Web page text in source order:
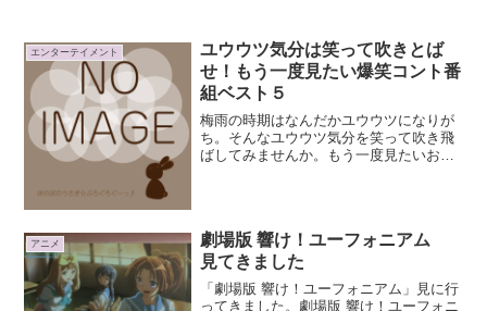
エンターテイメント
ユウウツ気分は笑って吹きとば
せ！もう一度見たい爆笑コント番
組ベスト５
梅雨の時期はなんだかユウウツになりが
ち。そんなユウウツ気分を笑って吹き飛
ばしてみませんか。もう一度見たいおす
アニメ
劇場版 響け！ユーフォニアム
見てきました
「劇場版 響け！ユーフォニアム」見に行
ってきました。劇場版 響け！ユーフォニ